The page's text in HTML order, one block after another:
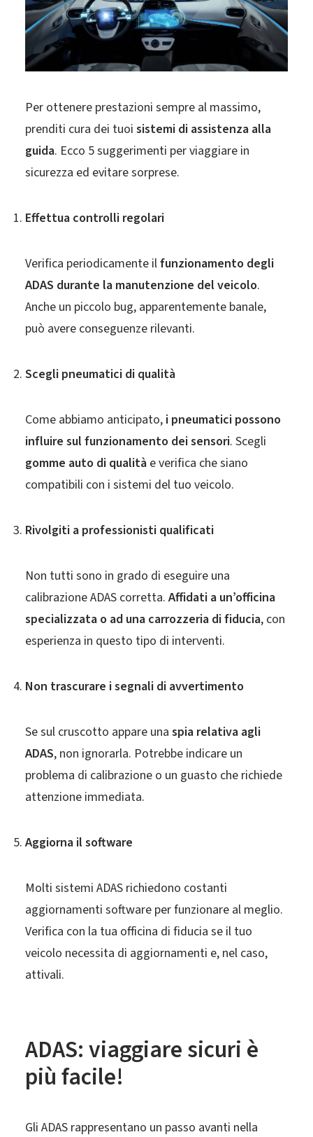
Per ottenere prestazioni sempre al massimo,
prenditi cura dei tuoi sistemi di assistenza alla
guida. Ecco 5 suggerimenti per viaggiare in
sicurezza ed evitare sorprese.
Effettua controlli regolari
Verifica periodicamente ilfunzionamento degli
ADAS durante la manutenzione del veicolo.
Anche un piccolo bug, apparentemente banale,
può avere conseguenze rilevanti.
Scegli pneumatici di qualità
Come abbiamo anticipato, i pneumatici possono
influire sul funzionamento dei sensori. Scegli
gomme auto di qualità e verifica che siano
compatibili con i sistemi del tuo veicolo.
Rivolgiti a professionisti qualificati
Non tutti sono in grado di eseguire una
calibrazione ADAS corretta. Affidati a un’officina
specializzata o ad una carrozzeria di fiducia, con
esperienza in questo tipo di interventi.
Non trascurare i segnali di avvertimento
Se sul cruscotto appare una spia relativa agli
ADAS, non ignorarla. Potrebbe indicare un
problema di calibrazione o un guasto che richiede
attenzione immediata.
Aggiorna il software
Molti sistemi ADAS richiedono costanti
aggiornamenti software per funzionare al meglio.
Verifica con la tua officina di fiducia se il tuo
veicolo necessita di aggiornamenti e, nel caso,
attivali.
ADAS: viaggiare sicuri è
più facile!
Gli ADAS rappresentano un passo avanti nella